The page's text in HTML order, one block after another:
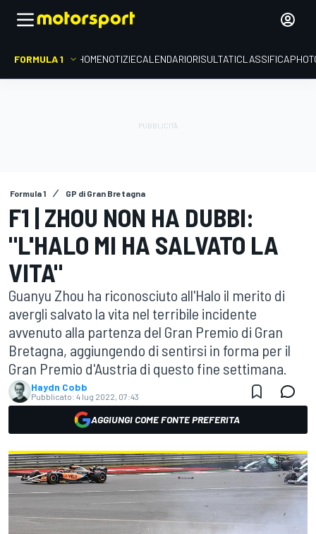
FORMULA 1 HOMENOTIZIECALENDARIORISULTATICLASSIFICA
Formula 1 GP di Gran Bretagna
F1 | ZHOU NON HA DUBBI:
"L'HALO MI HA SALVATO LA
VITA"
Guanyu Zhou ha riconosciuto all'Halo il merito di
avergli salvato la vita nel terribile incidente
avvenuto alla partenza del Gran Premio di Gran
Bretagna, aggiungendo di sentirsi in forma per il
Gran Premio d'Austria di questo fine settimana.
Haydn Cobb
Pubblicato: 4 lug 2022, 07:43
AGGIUNGI COME FONTE PREFERITA